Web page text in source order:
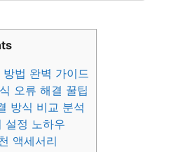
법 완벽 가이드
오류 해결 꿀팁
방식 비교 분석
설정 노하우
액세서리